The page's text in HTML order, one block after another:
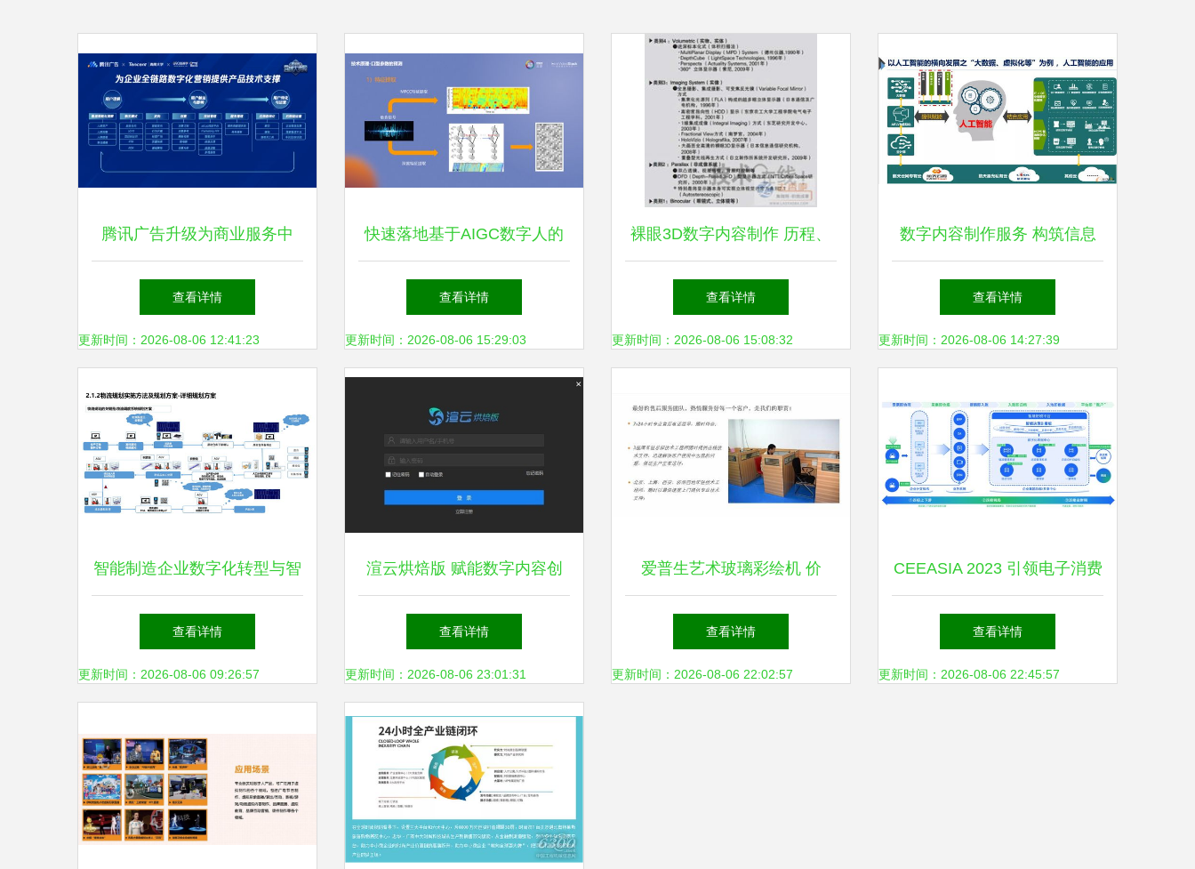
腾讯广告升级为商业服务中
台，以数字内容驱动全链营销
创新
查看详情
更新时间：2026-08-06 12:41:23
快速落地基于AIGC数字人的
数字化内容生产服务 策略与
实践
查看详情
更新时间：2026-08-06 15:29:03
裸眼3D数字内容制作 历程、
服务与未来展望
查看详情
更新时间：2026-08-06 15:08:32
数字内容制作服务 构筑信息
化通往工业化控制层的智慧桥
梁
查看详情
更新时间：2026-08-06 14:27:39
智能制造企业数字化转型与智
慧工厂建设方案
查看详情
更新时间：2026-08-06 09:26:57
渲云烘焙版 赋能数字内容创
作，开启高效制作新纪元
查看详情
更新时间：2026-08-06 23:01:31
爱普生艺术玻璃彩绘机 价
格、厂家与数字内容制作服务
全解析
查看详情
更新时间：2026-08-06 22:02:57
CEEASIA 2023 引领电子消费
趋势，打造最直观、最佳体验
的数字内容制作服务
查看详情
更新时间：2026-08-06 22:45:57